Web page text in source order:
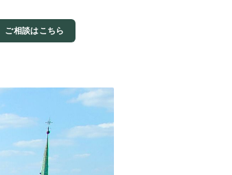
ご相談はこちら